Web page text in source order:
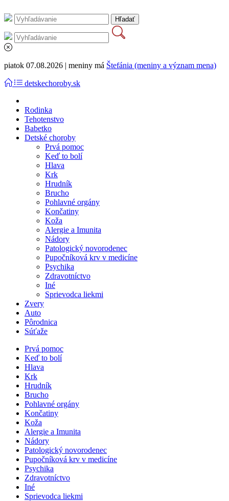
piatok 07.08.2026 | meniny má Štefánia (meniny a význam mena)
detskechoroby.sk
Rodinka
Tehotenstvo
Babetko
Detské choroby
Prvá pomoc
Keď to bolí
Hlava
Krk
Hrudník
Brucho
Pohlavné orgány
Končatiny
Koža
Alergie a Imunita
Nádory
Patologický novorodenec
Pupočníková krv v medicíne
Psychika
Zdravotníctvo
Iné
Sprievodca liekmi
Zvery
Auto
Pôrodnica
Súťaže
Prvá pomoc
Keď to bolí
Hlava
Krk
Hrudník
Brucho
Pohlavné orgány
Končatiny
Koža
Alergie a Imunita
Nádory
Patologický novorodenec
Pupočníková krv v medicíne
Psychika
Zdravotníctvo
Iné
Sprievodca liekmi